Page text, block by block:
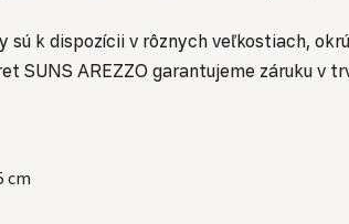
sú k dispozícii v rôznych veľkostiach,
SUNS AREZZO garantujeme záruku v
cm